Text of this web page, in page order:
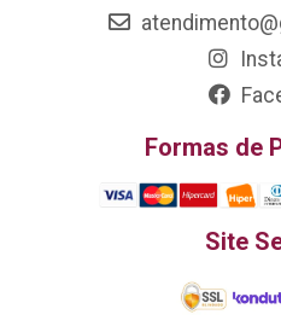
Formas de
Site